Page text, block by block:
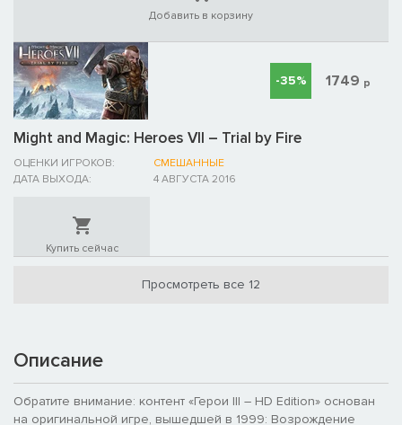
Добавить в корзину
Might and Magic: Heroes VII – Trial by Fire
ОЦЕНКИ ИГРОКОВ:
СМЕШАННЫЕ
ДАТА ВЫХОДА:
4 АВГУСТА 2016
-35% 1749 р
Купить сейчас
Просмотреть все 12
Описание
Обратите внимание: контент «Герои III – HD Edition» основан
на оригинальной игре, вышедшей в 1999: Возрождение